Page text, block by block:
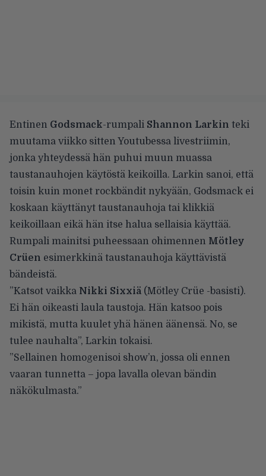
Entinen Godsmack-rumpali Shannon Larkin teki
muutama viikko sitten Youtubessa livestriimin,
jonka yhteydessä hän puhui muun muassa
taustanauhojen käytöstä keikoilla. Larkin sanoi, että
toisin kuin monet rockbändit nykyään, Godsmack ei
koskaan käyttänyt taustanauhoja tai klikkiä
keikoillaan eikä hän itse halua sellaisia käyttää.
Rumpali mainitsi puheessaan ohimennen Mötley
Crüen esimerkkinä taustanauhoja käyttävistä
bändeistä.
”Katsot vaikka Nikki Sixxiä (Mötley Crüe -basisti).
Ei hän oikeasti laula taustoja. Hän katsoo pois
mikistä, mutta kuulet yhä hänen äänensä. No, se
tulee nauhalta”, Larkin tokaisi.
”Sellainen homogenisoi show’n, jossa oli ennen
vaaran tunnetta – jopa lavalla olevan bändin
näkökulmasta.”